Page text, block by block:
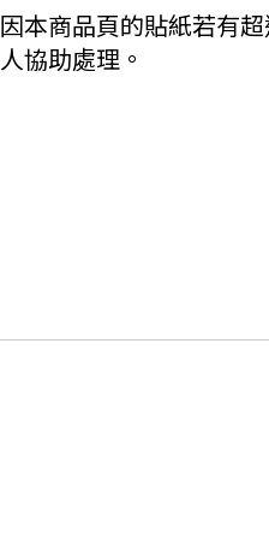
因本商品頁的貼紙若有
人協助處理。